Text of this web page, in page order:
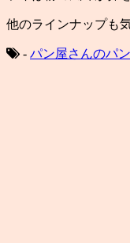
他のラインナップも
- パン屋さんのパン